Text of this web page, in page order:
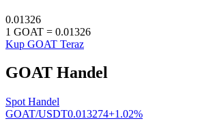
Ekskluzywne inwestycje dla
0.01326
1 GOAT = 0.01326
Kup GOAT Teraz
GOAT Handel
Spot Handel
GOAT/USDT0.013274+1.02%